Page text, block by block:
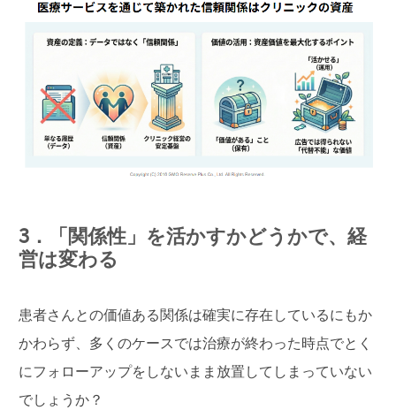
3．「関係性」を活かすかどうかで、経
営は変わる
患者さんとの価値ある関係は確実に存在しているにもか
かわらず、多くのケースでは治療が終わった時点でとく
にフォローアップをしないまま放置してしまっていない
でしょうか？